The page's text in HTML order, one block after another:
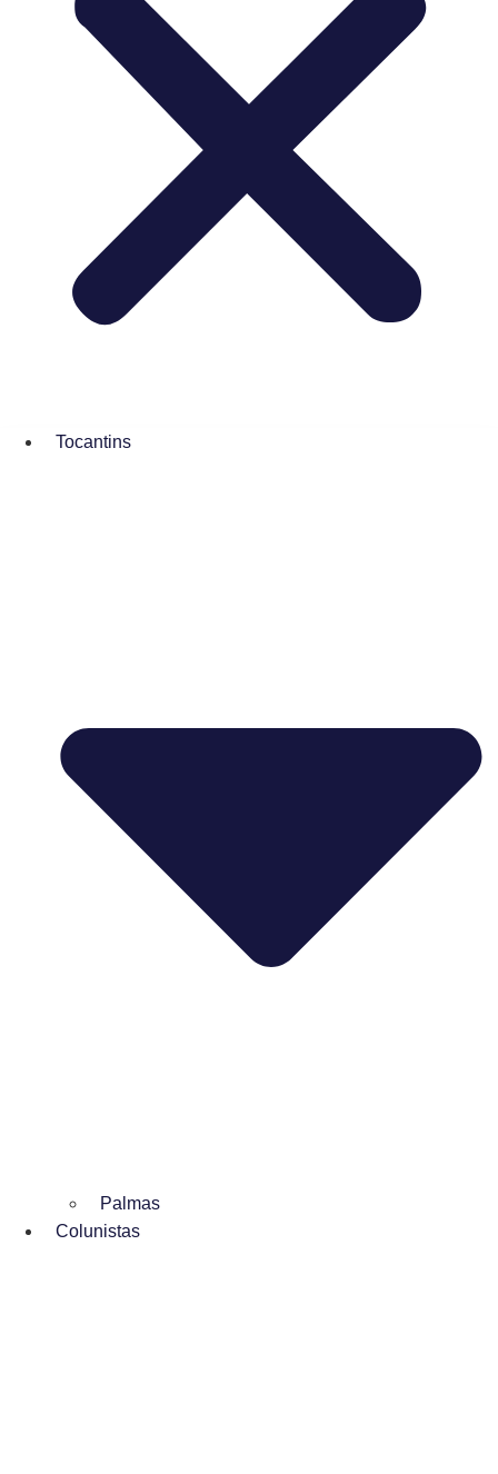
Tocantins
Palmas
Colunistas